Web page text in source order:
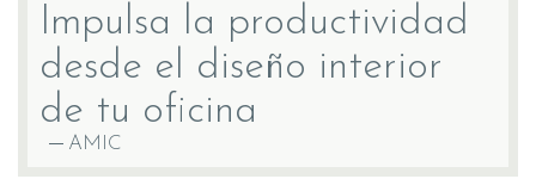
Impulsa la productividad
desde el diseño interior
de tu oficina
AMIC